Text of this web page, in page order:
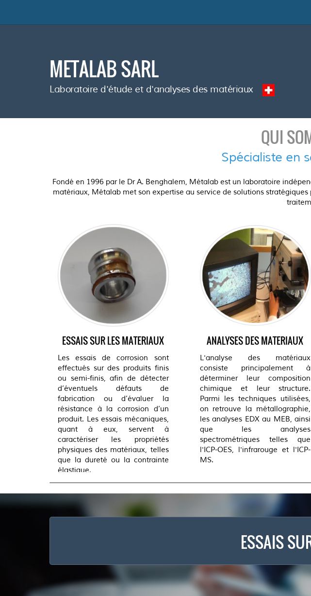
METALAB SARL
Laboratoire d'étude et d'analyses des matériaux
QUI
Spécialiste en
Fondé en 1996 par le Dr A. Benghalem, Métalab est un laboratoire
matériaux, Métalab met son expertise au service de solutions
ESSAIS SUR LES MATERIAUX
Les essais de corrosion sont
effectués sur des produits finis
ou semi-finis, afin de détecter
d’éventuels défauts de
fabrication ou d’évaluer la
résistance à la corrosion d’un
produit. Les essais mécaniques,
quant à eux, servent à
caractériser les propriétés
physiques des matériaux, telles
que la dureté ou la contrainte
élastique.
ANALYSES DES MATERIAUX
L'analyse des matériaux
consiste principalement à
déterminer leur composition
chimique et leur structure.
Parmi les techniques utilisées,
on retrouve la métallographie,
les analyses EDX au MEB, ainsi
que les analyses
spectrométriques telles que
l'ICP-OES, l'infrarouge et l'ICP-
MS.
ESSAIS